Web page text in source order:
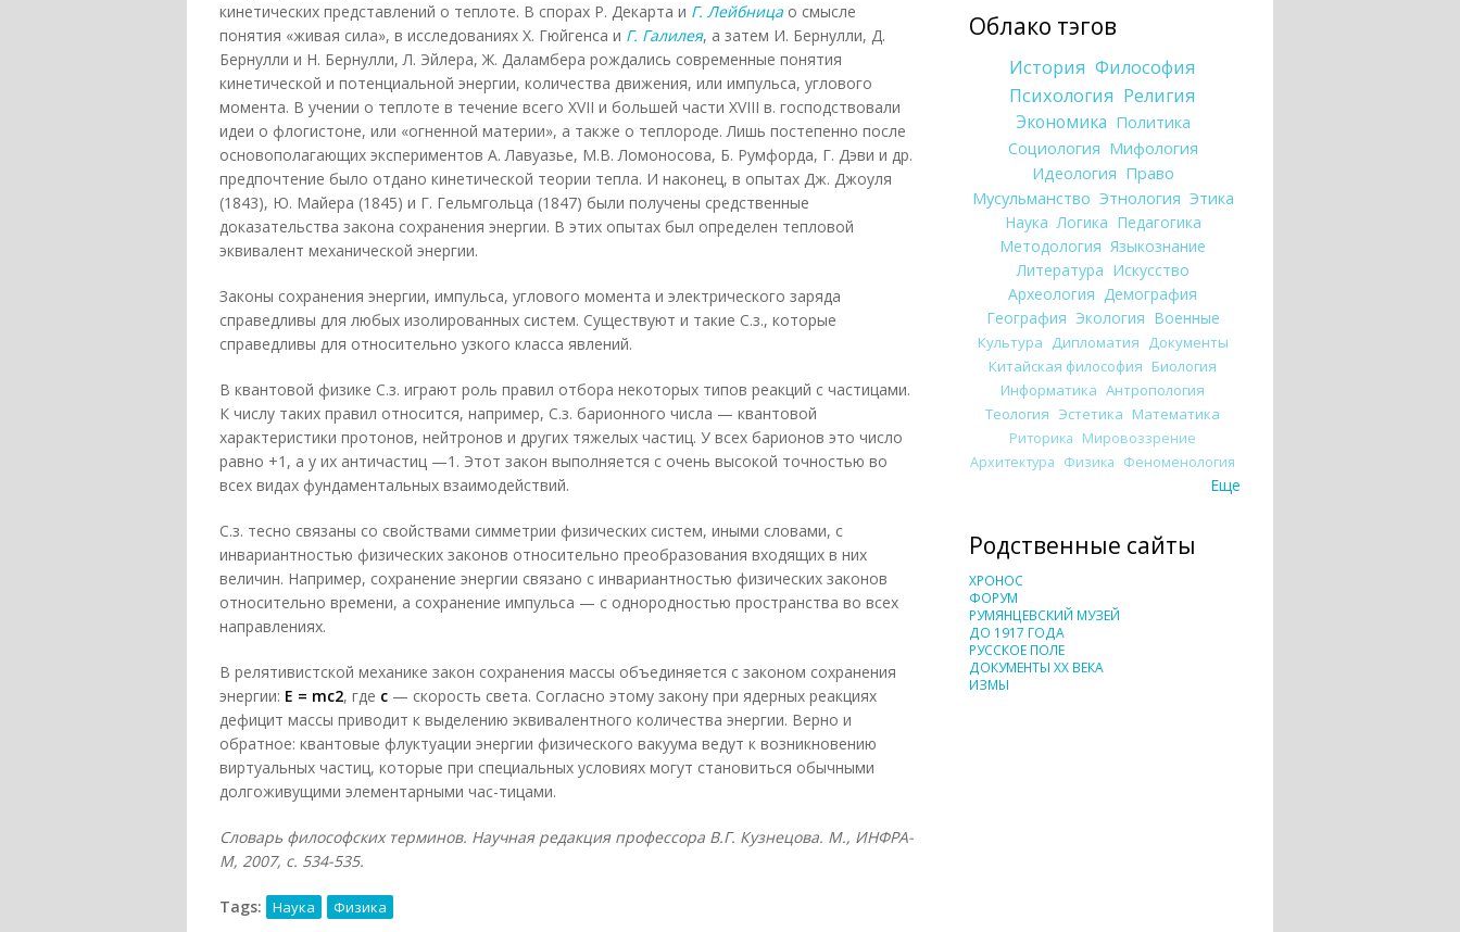
кинетических представлений о теплоте. В спорах Р. Декарта и Г. Лейбница о смысле
понятия «живая сила», в исследованиях X. Гюйгенса и Г. Галилея, а затем И. Бернулли, Д.
Бернулли и Н. Бернулли, Л. Эйлера, Ж. Даламбера рождались современные понятия
кинетической и потенциальной энергии, количества движения, или импульса, углового
момента. В учении о теплоте в течение всего XVII и большей части XVIII в. господствовали
идеи о флогистоне, или «огненной материи», а также о теплороде. Лишь постепенно после
основополагающих экспериментов А. Лавуазье, М.В. Ломоносова, Б. Румфорда, Г. Дэви и др.
предпочтение было отдано кинетической теории тепла. И наконец, в опытах Дж. Джоуля
(1843), Ю. Майера (1845) и Г. Гельмгольца (1847) были получены средственные
доказательства закона сохранения энергии. В этих опытах был определен тепловой
эквивалент механической энергии.
Законы сохранения энергии, импульса, углового момента и электрического заряда
справедливы для любых изолированных систем. Существуют и такие С.з., которые
справедливы для относительно узкого класса явлений.
В квантовой физике С.з. играют роль правил отбора некоторых типов реакций с частицами.
К числу таких правил относится, например, С.з. барионного числа — квантовой
характеристики протонов, нейтронов и других тяжелых частиц. У всех барионов это число
равно +1, а у их античастиц —1. Этот закон выполняется с очень высокой точностью во
всех видах фундаментальных взаимодействий.
С.з. тесно связаны со свойствами симметрии физических систем, иными словами, с
инвариантностью физических законов относительно преобразования входящих в них
величин. Например, сохранение энергии связано с инвариантностью физических законов
относительно времени, а сохранение импульса — с однородностью пространства во всех
направлениях.
В релятивистской механике закон сохранения массы объединяется с законом сохранения
энергии: E = mc2, где c — скорость света. Согласно этому закону при ядерных реакциях
дефицит массы приводит к выделению эквивалентного количества энергии. Верно и
обратное: квантовые флуктуации энергии физического вакуума ведут к возникновению
виртуальных частиц, которые при специальных условиях могут становиться обычными
долгоживущими элементарными час-тицами.
Словарь философских терминов. Научная редакция профессора В.Г. Кузнецова. М., ИНФРА-
М, 2007, с. 534-535.
Tags: Наука Физика
Облако тэгов
История Философия
Психология Религия
Экономика Политика
Социология Мифология
Идеология Право
Мусульманство Этнология Этика
Наука Логика Педагогика
Методология Языкознание
Литература Искусство
Археология Демография
География Экология Военные
Культура Дипломатия Документы
Китайская философия Биология
Информатика Антропология
Теология Эстетика Математика
Риторика Мировоззрение
Архитектура Физика Феноменология
Еще
Родственные сайты
ХРОНОС
ФОРУМ
РУМЯНЦЕВСКИЙ МУЗЕЙ
ДО 1917 ГОДА
РУССКОЕ ПОЛЕ
ДОКУМЕНТЫ XX ВЕКА
ИЗМЫ